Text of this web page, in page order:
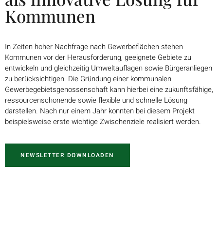
Kommunen
In Zeiten hoher Nachfrage nach Gewerbeflächen stehen
Kommunen vor der Herausforderung, geeignete Gebiete zu
entwickeln undgleichzeitig Umweltauflagen sowie Bürgeranliegen
zu berücksichtigen. Die Gründung einer kommunalen
Gewerbegebietsgenossenschaft kann hierbei eine zukunftsfähige,
ressourcenschonende sowie flexible und schnelle Lösung
darstellen. Nach nur einem Jahr konnten beidiesem Projekt
beispielsweise erste wichtigeZwischenziele realisiert werden.
NEWSLETTER DOWNLOADEN